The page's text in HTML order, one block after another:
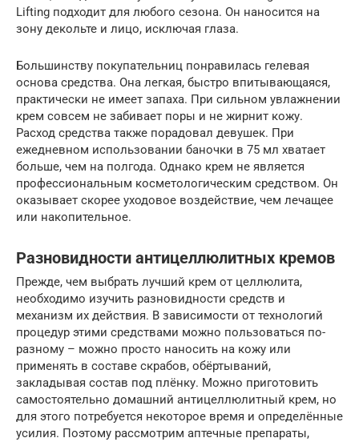
Lifting подходит для любого сезона. Он наносится на
зону декольте и лицо, исключая глаза.
Большинству покупательниц понравилась гелевая
основа средства. Она легкая, быстро впитывающаяся,
практически не имеет запаха. При сильном увлажнении
крем совсем не забивает поры и не жирнит кожу.
Расход средства также порадовал девушек. При
ежедневном использовании баночки в 75 мл хватает
больше, чем на полгода. Однако крем не является
профессиональным косметологическим средством. Он
оказывает скорее уходовое воздействие, чем лечащее
или накопительное.
Разновидности антицеллюлитных кремов
Прежде, чем выбрать лучший крем от целлюлита,
необходимо изучить разновидности средств и
механизм их действия. В зависимости от технологий
процедур этими средствами можно пользоваться по-
разному – можно просто наносить на кожу или
применять в составе скрабов, обёртываний,
закладывая состав под плёнку. Можно приготовить
самостоятельно домашний антицеллюлитный крем, но
для этого потребуется некоторое время и определённые
усилия. Поэтому рассмотрим аптечные препараты,